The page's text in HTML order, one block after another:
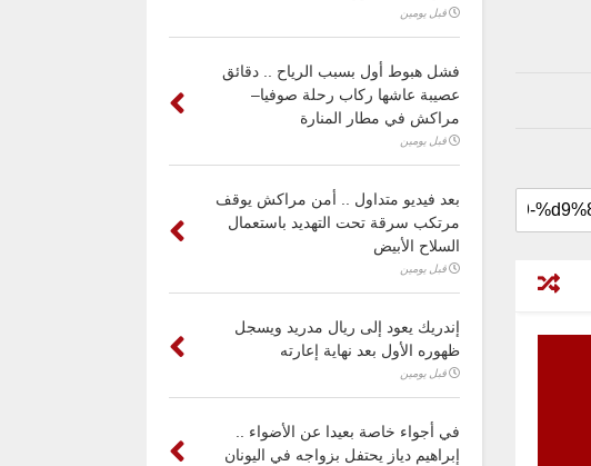
قبل يومين
فشل هبوط أول بسبب الرياح .. دقائق
عصيبة عاشها ركاب رحلة صوفيا–
مراكش في مطار المنارة
قبل يومين
بعد فيديو متداول .. أمن مراكش يوقف
مرتكب سرقة تحت التهديد باستعمال
السلاح الأبيض
قبل يومين
إندريك يعود إلى ريال مدريد ويسجل
ظهوره الأول بعد نهاية إعارته
قبل يومين
في أجواء خاصة بعيدا عن الأضواء ..
إبراهيم دياز يحتفل بزواجه في اليونان